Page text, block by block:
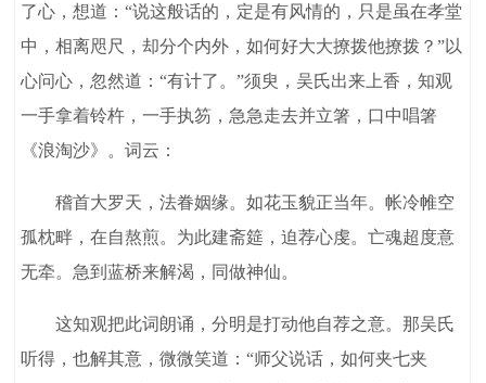
了心，想道：“说这般话的，定是有风情的，只是虽在孝堂
中，相离咫尺，却分个内外，如何好大大撩拨他撩拨？”以
心问心，忽然道：“有计了。”须臾，吴氏出来上香，知观
一手拿着铃杵，一手执笏，急急走去并立箸，口中唱箸
《浪淘沙》。词云：
稽首大罗天，法眷姻缘。如花玉貌正当年。帐冷帷空
孤枕畔，在自熬煎。为此建斋筵，迫荐心虔。亡魂超度意
无牵。急到蓝桥来解渴，同做神仙。
这知观把此词朗诵，分明是打动他自荐之意。那吴氏
听得，也解其意，微微笑道：“师父说话，如何夹七夹